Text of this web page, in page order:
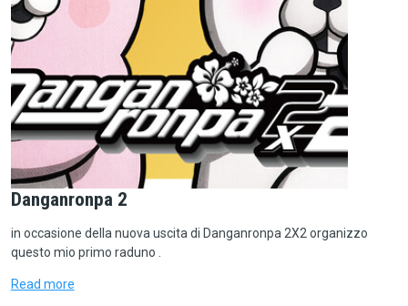
Danganronpa 2
in occasione della nuova uscita di Danganronpa 2X2 organizzo
questo mio primo raduno .
Read more